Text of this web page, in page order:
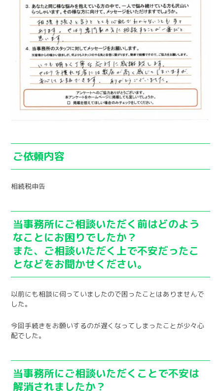
ご依頼内容
相続税申告
当事務所にご相談いただく前はどのよう
なことにお困りでしたか？
また、ご相談いただく上で不安だったこ
となどをお聞かせください。
以前にも相談に伺っていましたので困ったことはありませんで
した。
今回手続きをお願いするのが遅くなってしまったことが少々心
配でした。
当事務所にご相談いただくことで不安は
解消されましたか？